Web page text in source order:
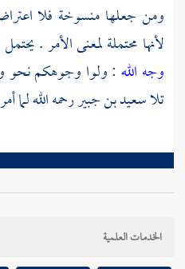
ومن جعلها منسوخة فلا
لأنها محتملة لمعنى الأمر .
وجه الله : ولوا وجوهكم نحو
تلاسعيد بن جبيررحمه الله لما أمر
الخدمات العلمية